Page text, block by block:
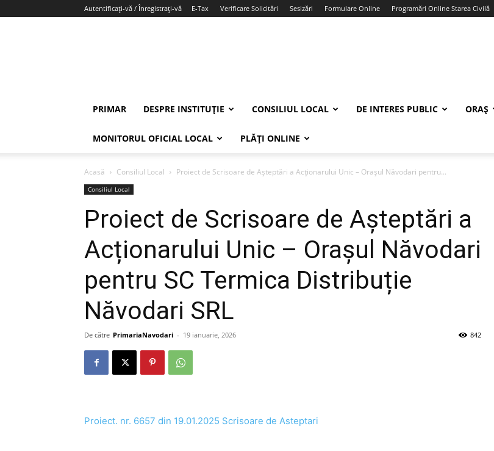
Autentificați-vă / Înregistrați-vă E-Tax Verificare Solicitări Sesizări Formulare Online Programări Online Starea Civilă
PRIMAR DESPRE INSTITUȚIE CONSILIUL LOCAL DE INTERES PUBLIC ORAȘ
MONITORUL OFICIAL LOCAL PLĂȚI ONLINE
Acasă Consiliul Local Proiect de Scrisoare de Așteptări a Acționarului Unic – Orașul Năvodari pentru...
Consiliul Local
Proiect de Scrisoare de Așteptări a
Acționarului Unic – Orașul Năvodari
pentru SC Termica Distribuție
Năvodari SRL
De către PrimariaNavodari - 19 ianuarie, 2026 842
Proiect. nr. 6657 din 19.01.2025 Scrisoare de Asteptari